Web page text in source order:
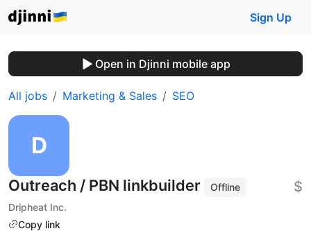
Sign Up
Open in Djinni mobile app
All jobs Marketing & Sales SEO
Outreach / PBN linkbuilder
Offline
Dripheat Inc.
Copy link
$